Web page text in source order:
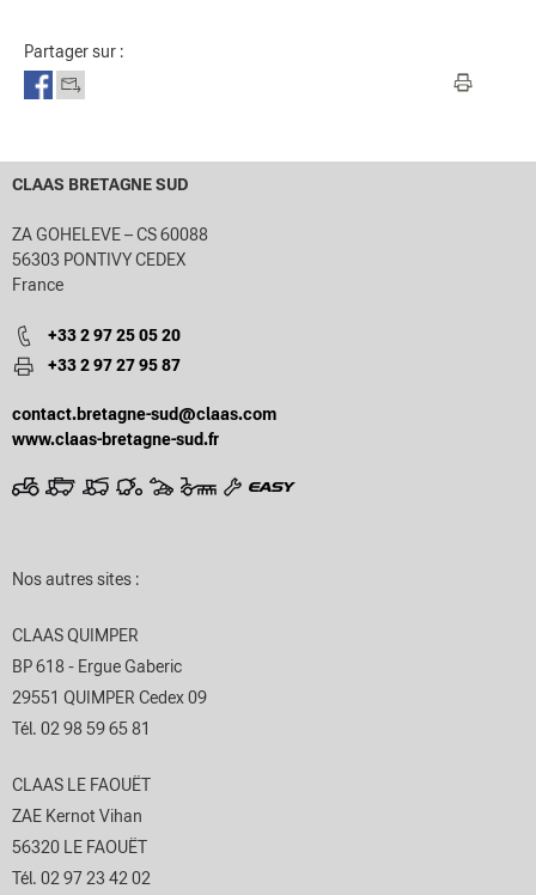
Partager sur :
CLAAS BRETAGNE SUD
ZA GOHELEVE – CS 60088
56303 PONTIVY CEDEX
France
+33 2 97 25 05 20
+33 2 97 27 95 87
contact.bretagne-sud@claas.com
www.claas-bretagne-sud.fr
Nos autres sites :
CLAAS QUIMPER
BP 618 - Ergue Gaberic
29551 QUIMPER Cedex 09
Tél. 02 98 59 65 81
CLAAS LE FAOUËT
ZAE Kernot Vihan
56320 LE FAOUËT
Tél. 02 97 23 42 02